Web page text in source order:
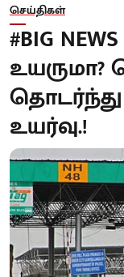
செய்திகள்
#BIG
உயர்வு.!